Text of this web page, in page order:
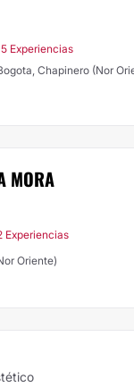
5 Experiencias
Chapinero (Nor
MORA
Experiencias
Oriente)